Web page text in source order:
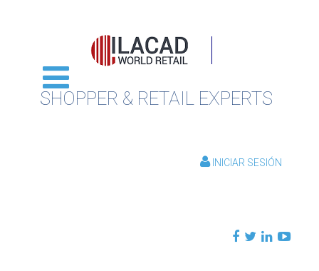
SHOPPER & RETAIL EXPERTS
INICIAR SESIÓN